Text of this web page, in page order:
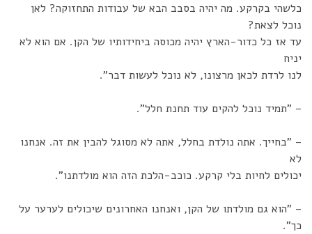
כלשהי בקרקע. מה יהיה בסבב הבא של עבודות התחזוקה? לאן
נוכל לצאת?
עד אז כל כדור-הארץ יהיה מכוסה ביחידותיו של הקן. אם הוא לא
יניח
לנו לרדת לכאן מרצונו, לא נוכל לעשות דבר".
– "תמיד נוכל להקים עוד תחנת חלל".
– "בחייך. אתה נולדת בחלל, אתה לא מסוגל להבין את זה. אנחנו
לא
יכולים לחיות בלי קרקע. כוכב-הלכת הזה הוא מולדתנו".
– "הוא גם מולדתו של הקן, ואנחנו האחרונים שיכולים לערער על
כך".